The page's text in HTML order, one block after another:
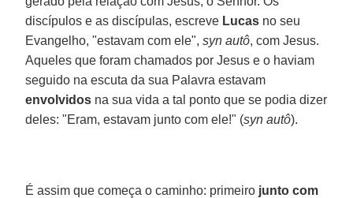
discípulos e as discípulas, escreve Lucas no seu
Evangelho, "estavam com ele",syn autô, com Jesus.
Aqueles que foram chamados por Jesus e o haviam
seguido na escuta da sua Palavra estavam
envolvidos na sua vida a tal ponto que se podia dizer
deles: "Eram, estavam junto com ele!" (syn autô).
É assim que começa o caminho: primeiro junto com